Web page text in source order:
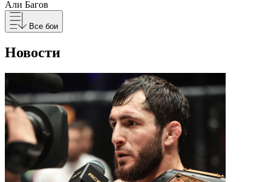
Али Багов
Все бои
Новости